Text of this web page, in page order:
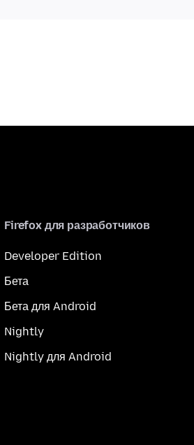
Firefox для разработчиков
Developer Edition
Бета
Бета для Android
Nightly
Nightly для Android